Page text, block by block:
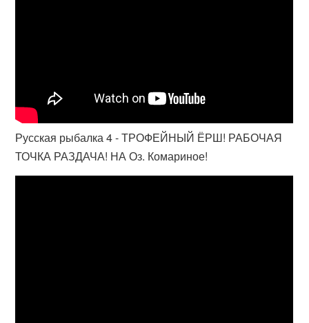
Русская рыбалка 4 - ТРОФЕЙНЫЙ ЁРШ! РАБОЧАЯ
ТОЧКА РАЗДАЧА! НА Оз. Комариное!